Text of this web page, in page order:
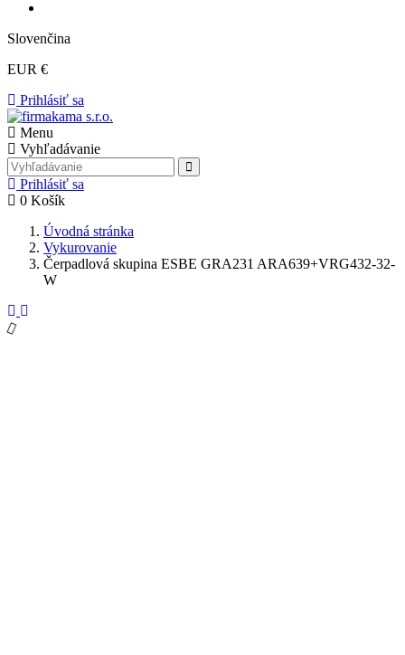
Slovenčina
EUR €
Prihlásiť sa
Menu
Vyhľadávanie
Prihlásiť sa
0 Košík
Úvodná stránka
Vykurovanie
Čerpadlová skupina ESBE GRA231 ARA639+VRG432-32-
W